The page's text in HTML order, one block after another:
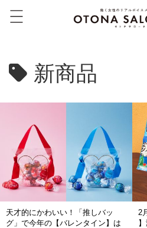
新商品
天才的にかわいい！「推しバッ
グ」で今年の【バレンタイン】は
2